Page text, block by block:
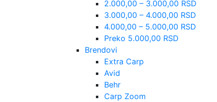
2.000,00 – 3.000,00 RSD
3.000,00 – 4.000,00 RSD
4.000,00 – 5.000,00 RSD
Preko 5.000,00 RSD
Brendovi
Extra Carp
Avid
Behr
Carp Zoom